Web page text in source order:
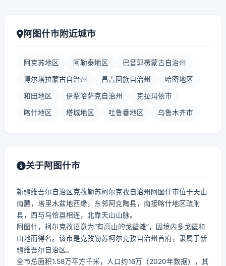
阿图什市附近城市
阿克苏地区 阿勒泰地区 巴音郭楞蒙古自治州
博尔塔拉蒙古自治州 昌吉回族自治州 哈密地区
和田地区 伊犁哈萨克自治州 克拉玛依市
喀什地区 塔城地区 吐鲁番地区 乌鲁木齐市
关于阿图什市
新疆维吾尔自治区克孜勒苏柯尔克孜自治州阿图什市位于天山
南麓，塔里木盆地西缘，东邻阿克陶县，南接喀什地区疏附
县，西与乌恰县相连，北靠天山山脉。
阿图什，柯尔克孜语意为“有高山的戈壁滩”，因境内多戈壁和
山地而得名。该市是克孜勒苏柯尔克孜自治州首府，隶属于新
疆维吾尔自治区。
全市总面积1.58万平方千米，人口约16万（2020年数据），其